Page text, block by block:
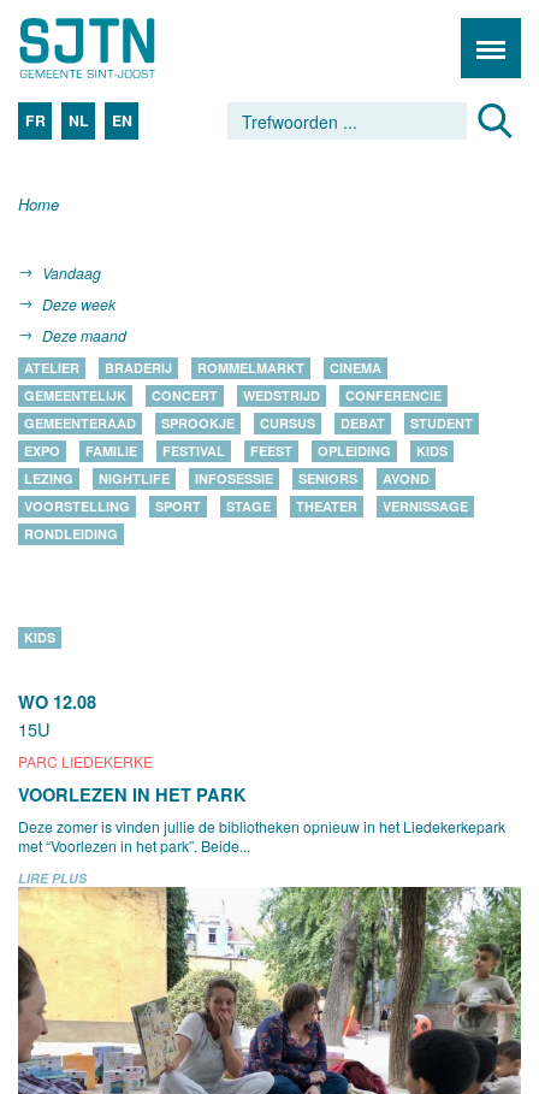
FR NL EN
Home
Vandaag
Deze week
Deze maand
ATELIER BRADERIJ ROMMELMARKT
CINEMA
GEMEENTELIJK
CONCERT WEDSTRIJD
CONFERENCIE
GEMEENTERAAD
SPROOKJE CURSUS DEBAT
STUDENT
EXPO
FAMILIE FESTIVAL FEEST OPLEIDING
KIDS
LEZING
NIGHTLIFE INFOSESSIE SENIORS
AVOND
VOORSTELLING
SPORT STAGE THEATER
VERNISSAGE
RONDLEIDING
WO 12.08
15U
PARC LIEDEKERKE
KIDS
VOORLEZEN IN HET PARK
Deze zomer is vinden jullie de bibliotheken opnieuw in het Liedekerkepark
met “Voorlezen in het park”. Beide...
LIRE PLUS